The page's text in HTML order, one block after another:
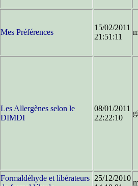
Mes Préférences
15/02/2011
21:51:11
Les Allergènes selon le
DIMDI
08/01/2011
22:22:10
Formaldéhyde et libérateurs 25/12/2010